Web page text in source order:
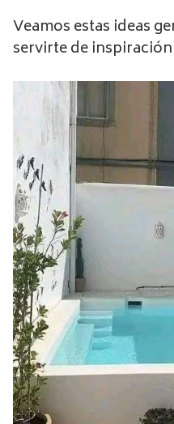
Veamos estas ideas
servirte de